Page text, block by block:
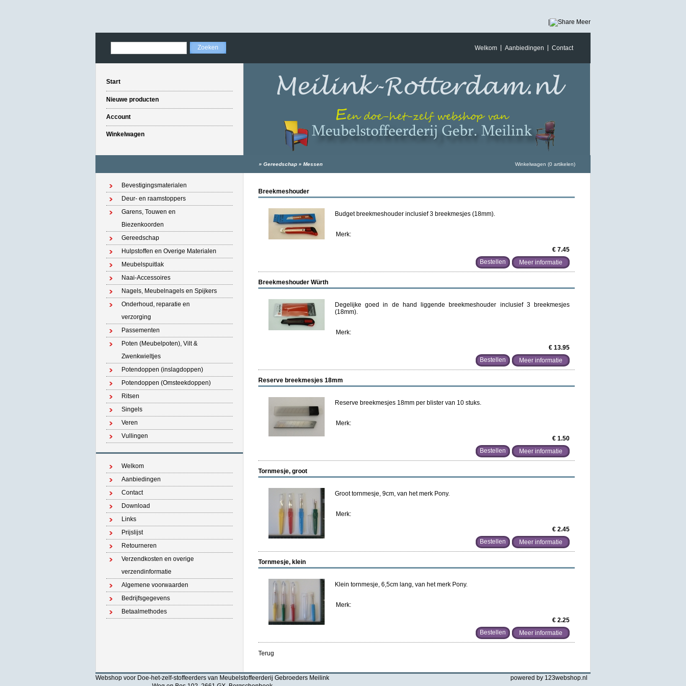
Meer
Welkom Aanbiedingen Contact
Start
Nieuwe producten
Account
Winkelwagen
» Gereedschap » Messen Winkelwagen (0 artikelen)
Bevestigingsmaterialen
Deur- en raamstoppers
Garens, Touwen en
Biezenkoorden
Gereedschap
Hulpstoffen en Overige Materialen
Meubelspuitlak
Naai-Accessoires
Nagels, Meubelnagels en Spijkers
Onderhoud, reparatie en
verzorging
Passementen
Poten (Meubelpoten), Vilt &
Zwenkwieltjes
Potendoppen (inslagdoppen)
Potendoppen (Omsteekdoppen)
Ritsen
Singels
Veren
Vullingen
Welkom
Aanbiedingen
Contact
Download
Links
Prijslijst
Retourneren
Verzendkosten en overige
verzendinformatie
Algemene voorwaarden
Bedrijfsgegevens
Betaalmethodes
Breekmeshouder
Budget breekmeshouder inclusief 3 breekmesjes (18mm).
Merk:
€ 7.45
Meer informatie
Breekmeshouder Würth
Degelijke goed in de hand liggende breekmeshouder inclusief 3 breekmesjes
(18mm).
Merk:
€ 13.95
Meer informatie
Reserve breekmesjes 18mm
Reserve breekmesjes 18mm per blister van 10 stuks.
Merk:
€ 1.50
Meer informatie
Tornmesje, groot
Groot tornmesje, 9cm, van het merk Pony.
Merk:
€ 2.45
Meer informatie
Tornmesje, klein
Klein tornmesje, 6,5cm lang, van het merk Pony.
Merk:
€ 2.25
Meer informatie
Terug
Webshop voor Doe-het-zelf-stoffeerders van Meubelstoffeerderij Gebroeders Meilink
powered by 123webshop.nl